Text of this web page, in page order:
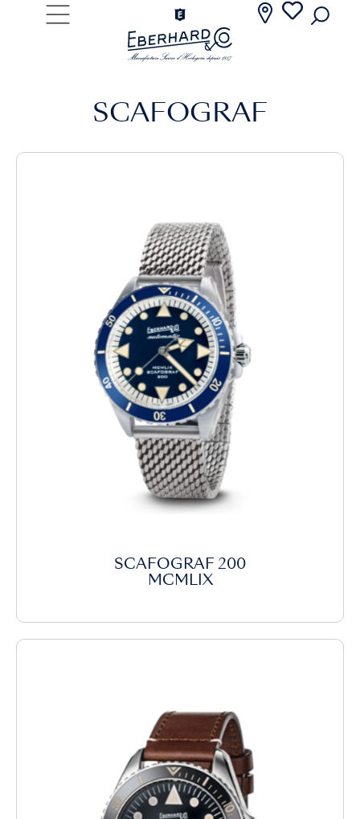
SCAFOGRAF
SCAFOGRAF 200
MCMLIX